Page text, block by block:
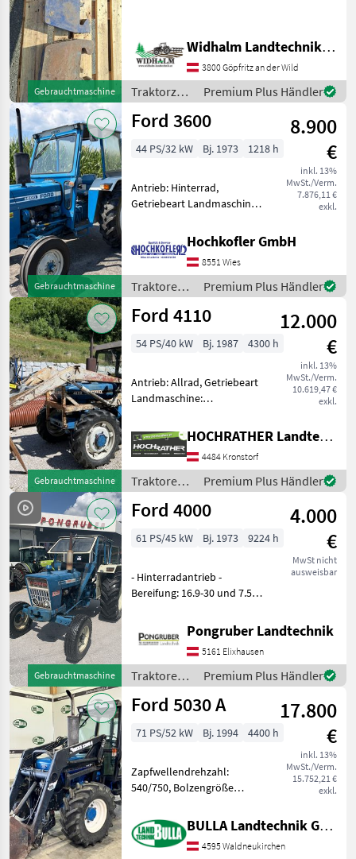
Gebrauchtmaschine
Widhalm Landtechnik GmbH
3800 Göpfritz an der Wild
Traktorzubehör
/ Ford
Premium Plus Händler
Gebrauchtmaschine
Ford 3600
8.900
€
inkl. 13%
MwSt./Verm.
7.876,11 €
exkl.
44 PS/32 kW Bj. 1973 1218 h
Antrieb: Hinterrad,
Getriebeart Landmaschine:
Zapfwellendrehzahl: 540,
Höchstgeschwindigkeit in
km/h: 25 km/h,
Fahrzeugpapiere vorhand
Hochkofler GmbH
8551 Wies
Traktoren /
Ford
Premium Plus Händler
Gebrauchtmaschine
Ford 4110
12.000
€
inkl. 13%
MwSt./Verm.
10.619,47 €
exkl.
54 PS/40 kW Bj. 1987 4300 h
Antrieb: Allrad, Getriebeart
Landmaschine:
Kabine,
Höchstgeschwindigkeit in
km/h: 30 km/h, Oberlenker
hinten: mechanisch,
Frontlader, Frontlader
HOCHRATHER Landtechnik GmbH
4484 Kronstorf
Traktoren /
Ford
Premium Plus Händler
Gebrauchtmaschine
Ford 4000
4.000
€
MwSt nicht
ausweisbar
61 PS/45 kW Bj. 1973 9224 h
- Hinterradantrieb -
Bereifung: 16.9-30 und 7.50-
km/h - Zapfwellendrehzahl:
540 Upm. Traktoren
Standard Traktoren
Pongruber Landtechnik
5161 Elixhausen
Traktoren /
Ford
Premium Plus Händler
Ford 5030 A
17.800
€
inkl. 13%
MwSt./Verm.
15.752,21 €
exkl.
71 PS/52 kW Bj. 1994 4400 h
Zapfwellendrehzahl:
540/750, Bolzengröße
32mm,
Höchstgeschwindigkeit in
km/h: 40 km/h, Getriebeart
BULLA Landtechnik GmbH
4595 Waldneukirchen